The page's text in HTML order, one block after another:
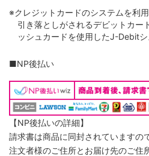
※クレジットカードのシステムを利
引き落としがされるデビットカー
ッシュカードを使用したJ-Debitシ
■NP後払い
【NP後払いの詳細】
請求書は商品に同封されていますの
注文者様のご住所とお届け先のご住